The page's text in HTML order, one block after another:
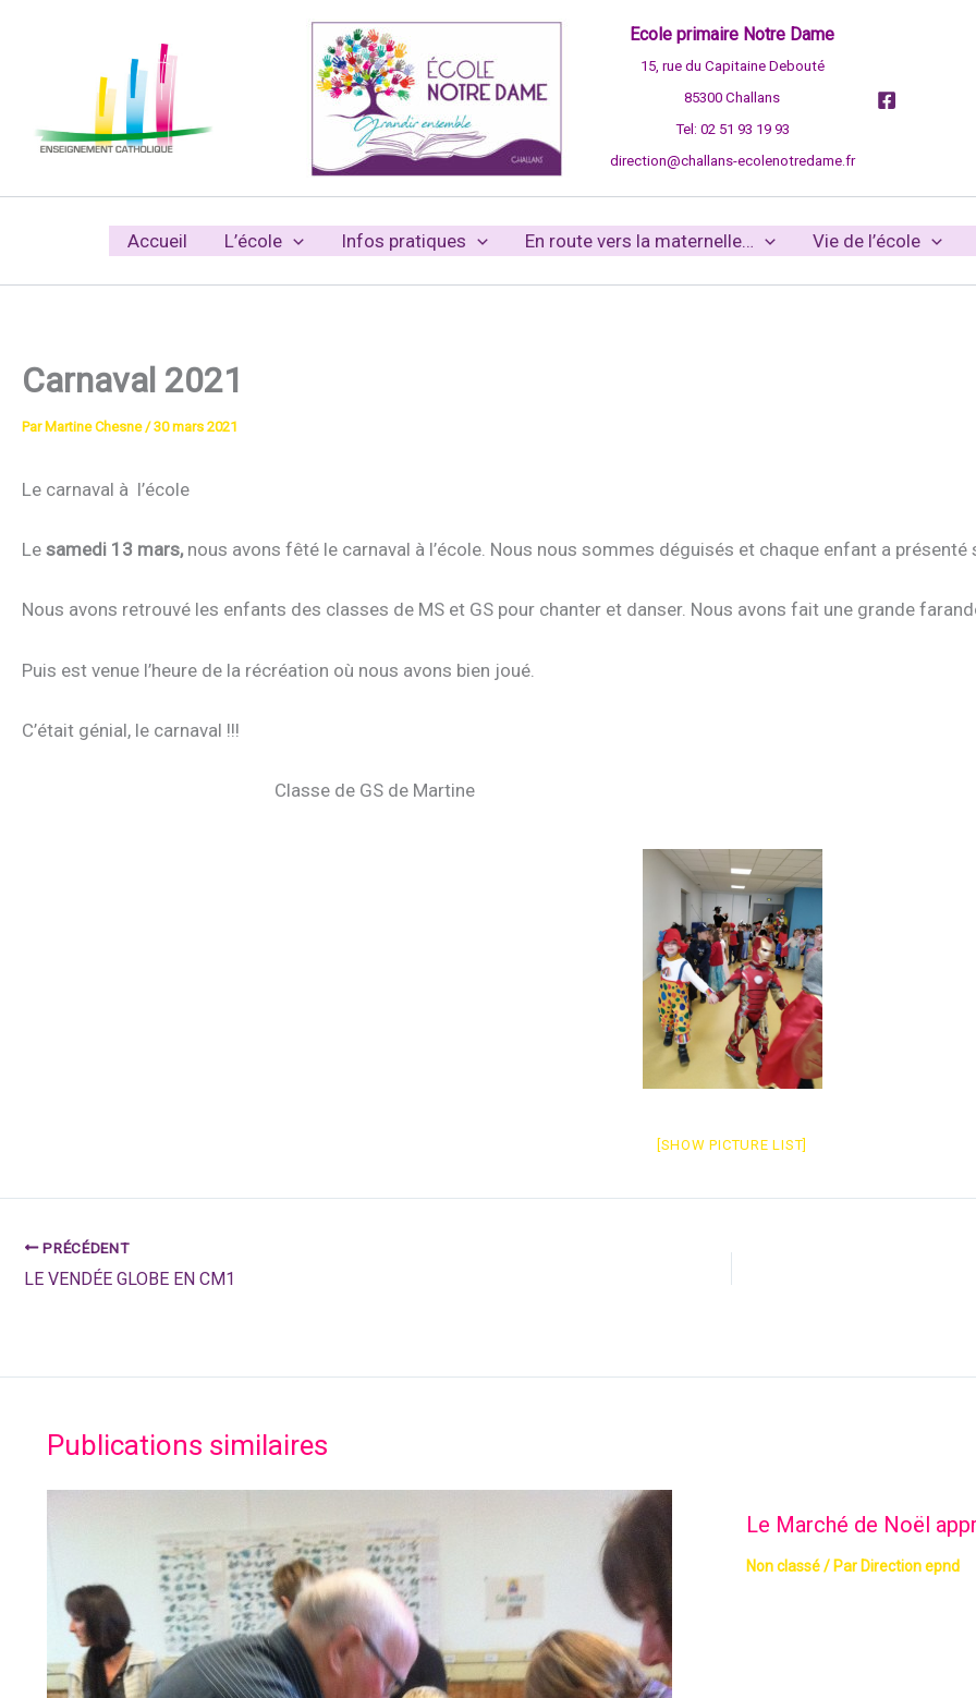
Ecole primaire Notre Dame
15, rue du Capitaine Debouté
85300 Challans
Tel: 02 51 93 19 93
direction@challans-ecolenotredame.fr
Accueil L’école Infos pratiques En route vers la maternelle… Vie de l’école
Carnaval 2021
Par Martine Chesne/30 mars 2021
Le carnaval à l’école
Le samedi 13 mars, nous avons fêté le carnaval à l’école. Nous nous sommes déguisés et chaque enfant a présenté
Nous avons retrouvé les enfants des classes de MS et GS pour chanter et danser. Nous avons fait une grande
Puis est venue l’heure de la récréation où nous avons bien joué.
C’était génial, le carnaval !!!
Classe de GS de Martine
[SHOW PICTURE LIST]
PRÉCÉDENT
LE VENDÉE GLOBE EN CM1
Publications similaires
Le Marché de Noël
Non classé/ Par Direction epnd